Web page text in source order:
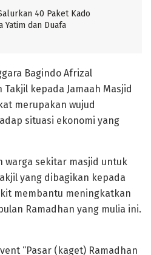
40 Paket Kado
Yatim dan Duafa
Bagindo Afrizal
kepada Jamaah Masjid
merupakan wujud
situasi ekonomi yang
warga sekitar masjid untuk
yang dibagikan kepada
membantu meningkatkan
Ramadhan yang mulia ini.
“Pasar (kaget) Ramadhan